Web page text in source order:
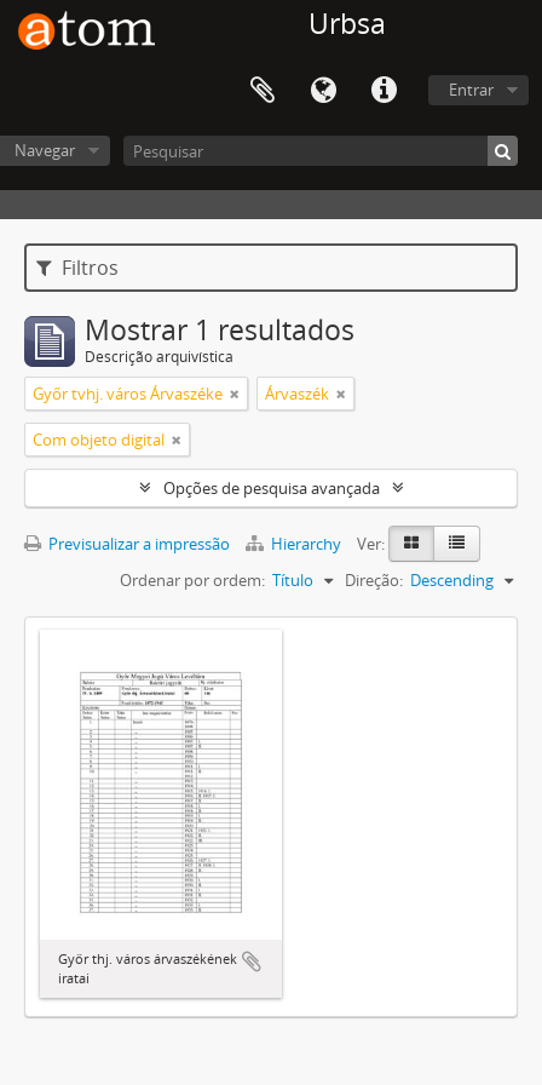
Urbsa
Entrar
Navegar
Filtros
Mostrar 1 resultados
Descrição arquivística
Győr tvhj. város Árvaszéke Árvaszék
Com objeto digital
Opções de pesquisa avançada
Previsualizar a impressão Hierarchy
Ver:
Ordenar por ordem: Título Direção: Descending
Győr thj. város árvaszékének
iratai